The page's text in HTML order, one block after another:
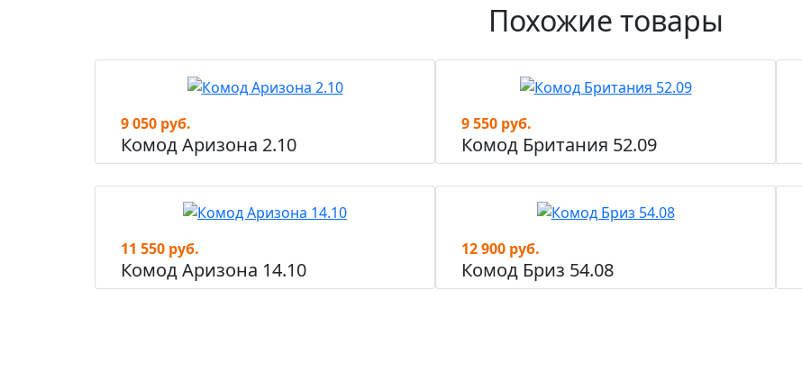
Похожие товары
9 050 руб.
Комод Аризона 2.10
9 550 руб.
Комод Британия 52.09
11 550 руб.
Комод Аризона 14.10
12 900 руб.
Комод Бриз 54.08